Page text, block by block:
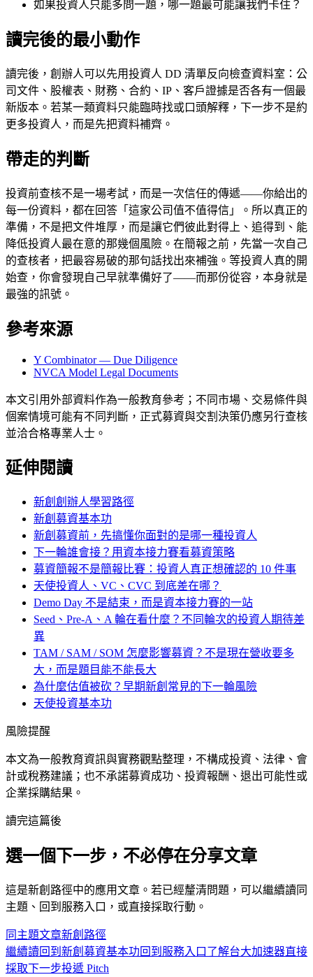
如果投資人只能多問一題，哪一題最可能讓我們卡住？
讀完後的最小動作
讀完後，創辦人可以先用投資人 DD 清單反向檢查資料室：公
司文件、股權表、財務、合約、IP、客戶證據是否各有一個最
新版本。若某一類資料只能臨時找或口頭解釋，下一步不是約
更多投資人，而是先把資料補齊。
帶走的判斷
投資前查核不是一場考試，而是一次信任的傳遞——你給出的
每一份資料，都在回答「這家公司值不值得信」。所以真正的
準備，不是把文件堆厚，而是讓它們彼此對得上、追得到、能
降低投資人最在意的那幾個風險。在簡報之前，先當一次自己
的查核者，把最容易破的那句話找出來補強。等投資人真的開
始查，你會發現自己早就準備好了——而那份從容，本身就是
最強的訊號。
參考來源
Y Combinator — Due Diligence
NVCA Model Legal Documents
本文引用外部資料作為一般教育參考；不同市場、交易條件與
個案情境可能有不同判斷，正式募資與交割決策仍應另行查核
並洽合格專業人士。
延伸閱讀
新創創辦人學習路徑
新創募資基本功
新創募資前，先搞懂你面對的是哪一種投資人
下一輪誰會接？用資本接力賽看募資策略
募資簡報不是簡報比賽：投資人真正想確認的 10 件事
天使投資人、VC、CVC 到底差在哪？
Demo Day 不是結束，而是資本接力賽的一站
Seed、Pre-A、A 輪在看什麼？不同輪次的投資人期待差
異
TAM / SAM / SOM 怎麼影響募資？不是現在營收要多
大，而是題目能不能長大
為什麼估值被砍？早期新創常見的下一輪風險
天使投資基本功
風險提醒
本文為一般教育資訊與實務觀點整理，不構成投資、法律、會
計或稅務建議；也不承諾募資成功、投資報酬、退出可能性或
企業採購結果。
讀完這篇後
選一個下一步，不必停在分享文章
這是新創 路徑中的應用文章。若已經釐清問題，可以繼續讀同
主題、回到服務入口，或直接採取行動。
同主題文章新創 路徑
繼續讀回到新創募資基本功回到服務入口 了解台大加速器直接
採取下一步投遞 Pitch